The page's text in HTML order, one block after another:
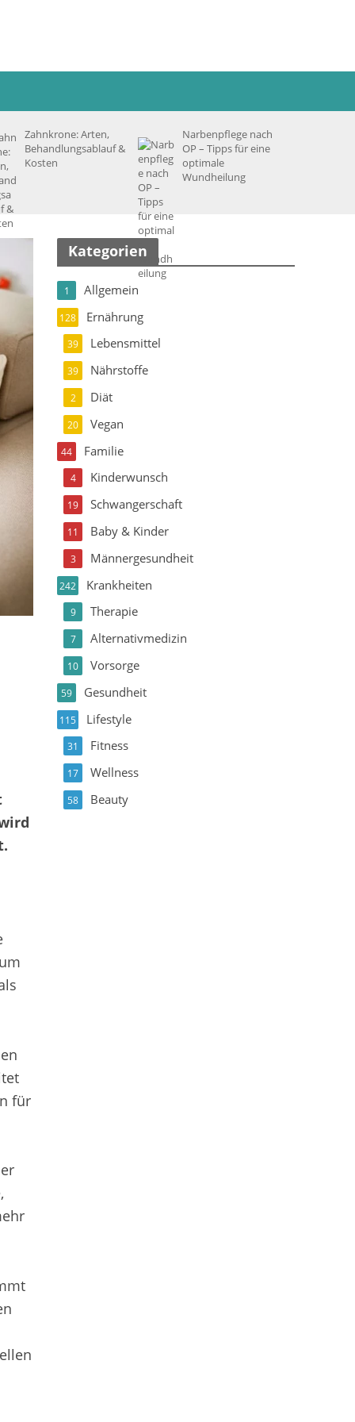
Zahnkrone: Arten,
Behandlungsablauf &
Kosten
Narbenpflege nach
OP – Tipps für eine
optimale
Wundheilung
für
Kategorien
Allgemein
1
Ernährung
128
Lebensmittel
39
Nährstoffe
39
Diät
2
Vegan
20
Familie
44
Kinderwunsch
4
Schwangerschaft
19
Baby & Kinder
11
Männergesundheit
3
Krankheiten
242
Therapie
9
Alternativmedizin
7
Vorsorge
10
Gesundheit
59
Lifestyle
115
Fitness
31
Wellness
17
Beauty
58